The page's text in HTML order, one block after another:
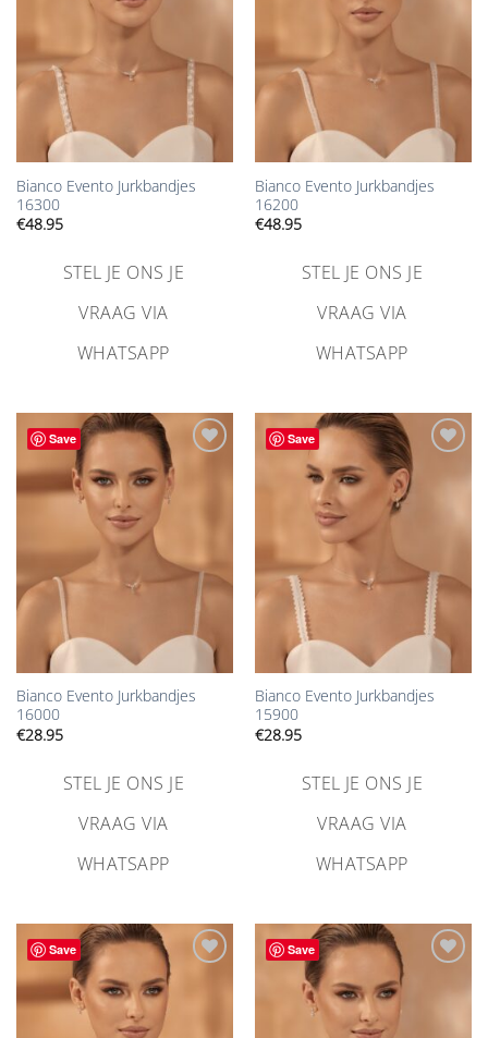
Bianco Evento Jurkbandjes
16300
€48.95
STEL JE ONS JE
VRAAG VIA
WHATSAPP
Bianco Evento Jurkbandjes
16200
€48.95
STEL JE ONS JE
VRAAG VIA
WHATSAPP
Save
verlanglijst
toevoegen
Bianco Evento Jurkbandjes
16000
€28.95
STEL JE ONS JE
VRAAG VIA
WHATSAPP
Save
verlanglijst
toevoegen
Bianco Evento Jurkbandjes
15900
€28.95
STEL JE ONS JE
VRAAG VIA
WHATSAPP
Save
verlanglijst
toevoegen
Save
verlanglijst
toevoegen